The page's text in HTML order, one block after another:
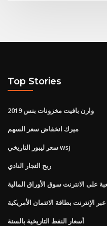
Top Stories
وارن بافيت مخزونات بنس 2019
ميرك انخفاض سعر السهم
سعر ليبور التاريخي wsj
ربح التجار النادي
على الانترنت سوق الأوراق المالية
الإنترنت بطاقة الائتمان الأمريكية
أسعار النفط التاريخية بالسنة